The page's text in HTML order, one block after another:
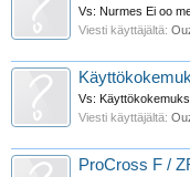
Vs: Nurmes Ei oo
Viesti käyttäjältä:
Vs:
Viesti käyttäjältä:
ProCross F /